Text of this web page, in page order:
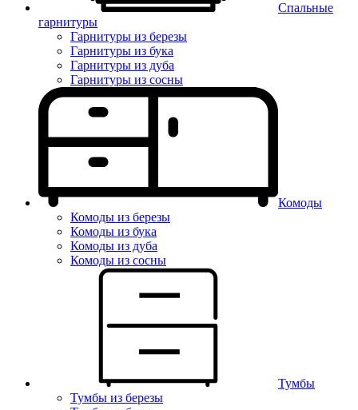
Спальные
гарнитуры
Гарнитуры из березы
Гарнитуры из бука
Гарнитуры из дуба
Гарнитуры из сосны
Комоды
Комоды из березы
Комоды из бука
Комоды из дуба
Комоды из сосны
Тумбы
Тумбы из березы